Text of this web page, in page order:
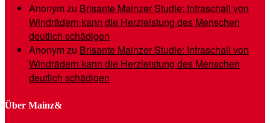
Anonymzu Brisante Mainzer Studie: Infraschall von
Windrädern kann die Herzleistung des Menschen
deutlich schädigen
Anonymzu Brisante Mainzer Studie: Infraschall von
Windrädern kann die Herzleistung des Menschen
deutlich schädigen
Über Mainz&